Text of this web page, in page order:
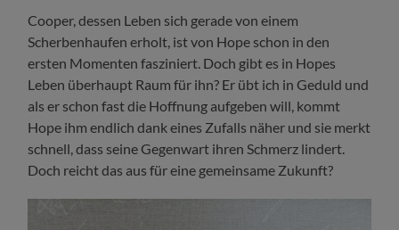
Cooper, dessen Leben sich gerade von einem
Scherbenhaufen erholt, ist von Hope schon in den
ersten Momenten fasziniert. Doch gibt es in Hopes
Leben überhaupt Raum für ihn? Er übt ich in Geduld und
als er schon fast die Hoffnung aufgeben will, kommt
Hope ihm endlich dank eines Zufalls näher und sie merkt
schnell, dass seine Gegenwart ihren Schmerz lindert.
Doch reicht das aus für eine gemeinsame Zukunft?